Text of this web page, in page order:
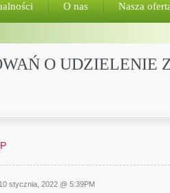
O nas Nasza
O UDZIELENIE
stycznia, 2022 @ 5:39PM